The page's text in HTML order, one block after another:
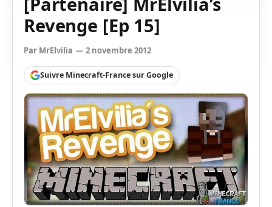
Revenge [Ep 15]
Par MrElvilia 2 novembre 2012
Suivre Minecraft-France sur Google